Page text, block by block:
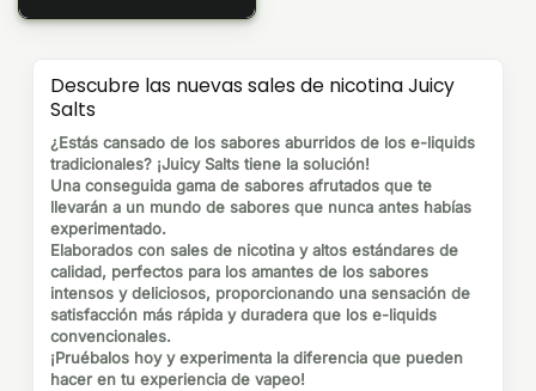
Descubre las nuevas sales de nicotina Juicy
Salts
¿Estás cansado de los sabores aburridos de los e-liquids
tradicionales? ¡Juicy Salts tiene la solución!
Una conseguida gama de sabores afrutados que te
llevarán a un mundo de sabores que nunca antes habías
experimentado.
Elaborados con sales de nicotina y altos estándares de
calidad, perfectos para los amantes de los sabores
intensos y deliciosos, proporcionando una sensación de
satisfacción más rápida y duradera que los e-liquids
convencionales.
¡Pruébalos hoy y experimenta la diferencia que pueden
hacer en tu experiencia de vapeo!